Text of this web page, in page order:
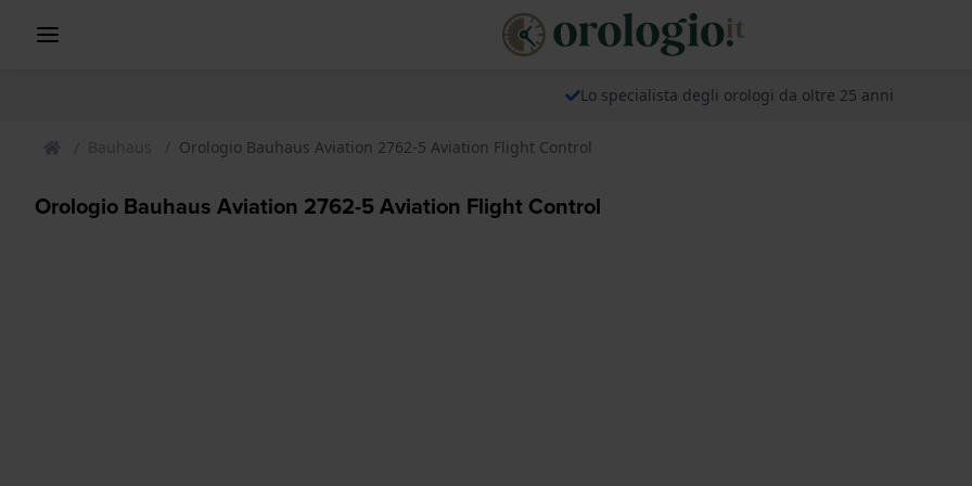
Lo specialista degli orologi da oltre 25 anni
Bauhaus Orologio Bauhaus Aviation 2762-5 Aviation Flight Control
Orologio Bauhaus Aviation 2762-5 Aviation Flight Control